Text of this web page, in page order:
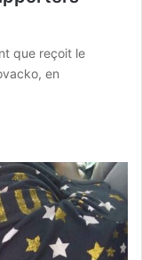
que reçoit le
en